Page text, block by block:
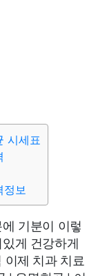
시세표
정보
기분이 이렇
게 건강하게
제 치과 치료